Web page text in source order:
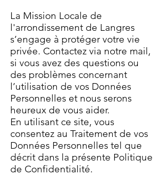
La Mission Locale de
l'arrondissement de Langres
s’engage à protéger votre vie
privée. Contactez via notre mail,
si vous avez des questions ou
des problèmes concernant
l’utilisation de vos Données
Personnelles et nous serons
heureux de vous aider.
En utilisant ce site, vous
consentez au Traitement de vos
Données Personnelles tel que
décrit dans la présente Politique
de Confidentialité.